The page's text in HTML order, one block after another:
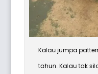
Kalau jumpa
tahun. Kalau tak